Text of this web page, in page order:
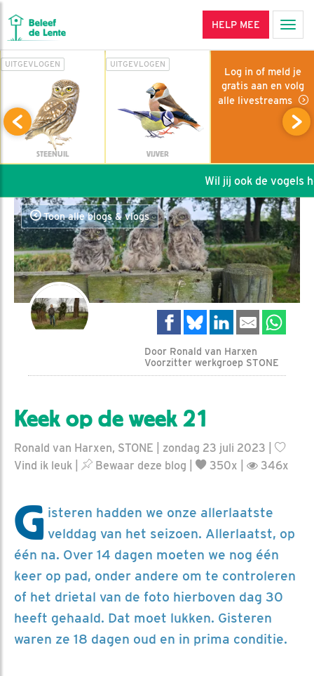
HELP MEE
UITGEVLOGEN
STEENUIL
UITGEVLOGEN
VIJVER
Log in of meld je
gratis aan en volg
alle livestreams
Wil jij ook de vogels
Toon alle blogs & vlogs
Door Ronald van Harxen
Voorzitter werkgroep STONE
Keek op de week 21
Ronald van Harxen, STONE | zondag 23 juli 2023 |
Vind ik leuk
Bewaar deze blog 350x | 346x
G isteren hadden we onze allerlaatste
velddag van het seizoen. Allerlaatst, op
één na. Over 14 dagen moeten we nog één
keer op pad, onder andere om te controleren
of het drietal van de foto hierboven dag 30
heeft gehaald. Dat moet lukken. Gisteren
waren ze 18 dagen oud en in prima conditie.